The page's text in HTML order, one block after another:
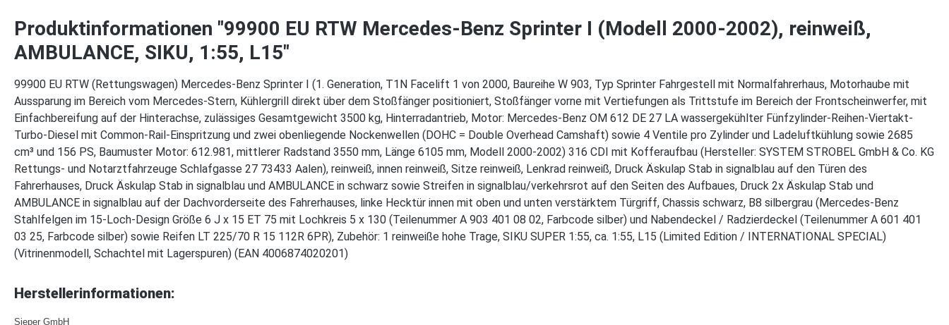
Produktinformationen "99900 EU RTW Mercedes-Benz Sprinter I (Modell 2000-2002), reinweiß,
AMBULANCE, SIKU, 1:55, L15"
99900 EU RTW (Rettungswagen) Mercedes-Benz Sprinter I (1. Generation, T1N Facelift 1 von 2000, Baureihe W 903, Typ Sprinter Fahrgestell mit Normalfahrerhaus, Motorhaube mit
Aussparung im Bereich vom Mercedes-Stern, Kühlergrill direkt über dem Stoßfänger positioniert, Stoßfänger vorne mit Vertiefungen als Trittstufe im Bereich der Frontscheinwerfer, mit
Einfachbereifung auf der Hinterachse, zulässiges Gesamtgewicht 3500 kg, Hinterradantrieb, Motor: Mercedes-Benz OM 612 DE 27 LA wassergekühlter Fünfzylinder-Reihen-Viertakt-
Turbo-Diesel mit Common-Rail-Einspritzung und zwei obenliegende Nockenwellen (DOHC = Double Overhead Camshaft) sowie 4 Ventile pro Zylinder und Ladeluftkühlung sowie 2685
cm³ und 156 PS, Baumuster Motor: 612.981, mittlerer Radstand 3550 mm, Länge 6105 mm, Modell 2000-2002) 316 CDI mit Kofferaufbau (Hersteller: SYSTEM STROBEL GmbH & Co. KG
Rettungs- und Notarztfahrzeuge Schlafgasse 27 73433 Aalen), reinweiß, innen reinweiß, Sitze reinweiß, Lenkrad reinweiß, Druck Äskulap Stab in signalblau auf den Türen des
Fahrerhauses, Druck Äskulap Stab in signalblau und AMBULANCE in schwarz sowie Streifen in signalblau/verkehrsrot auf den Seiten des Aufbaues, Druck 2x Äskulap Stab und
AMBULANCE in signalblau auf der Dachvorderseite des Fahrerhauses, linke Hecktür innen mit oben und unten verstärktem Türgriff, Chassis schwarz, B8 silbergrau (Mercedes-Benz
Stahlfelgen im 15-Loch-Design Größe 6 J x 15 ET 75 mit Lochkreis 5 x 130 (Teilenummer A 903 401 08 02, Farbcode silber) und Nabendeckel / Radzierdeckel (Teilenummer A 601 401
03 25, Farbcode silber) sowie Reifen LT 225/70 R 15 112R 6PR), Zubehör: 1 reinweiße hohe Trage, SIKU SUPER 1:55, ca. 1:55, L15 (Limited Edition / INTERNATIONAL SPECIAL)
(Vitrinenmodell, Schachtel mit Lagerspuren) (EAN 4006874020201)
Herstellerinformationen:
Sieper GmbH